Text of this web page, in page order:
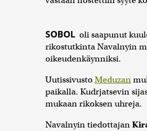
SOBOL oli saapunut
rikostutkinta Navalnyin
oikeudenkäynniksi.
Uutissivusto Meduzan
paikalla. Kudrjatsevin
mukaan rikoksen uhreja.
Navalnyin tiedottajan